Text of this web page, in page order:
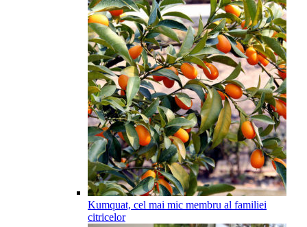
Kumquat, cel mai mic membru al familiei
citricelor